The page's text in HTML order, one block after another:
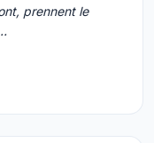
prennent le